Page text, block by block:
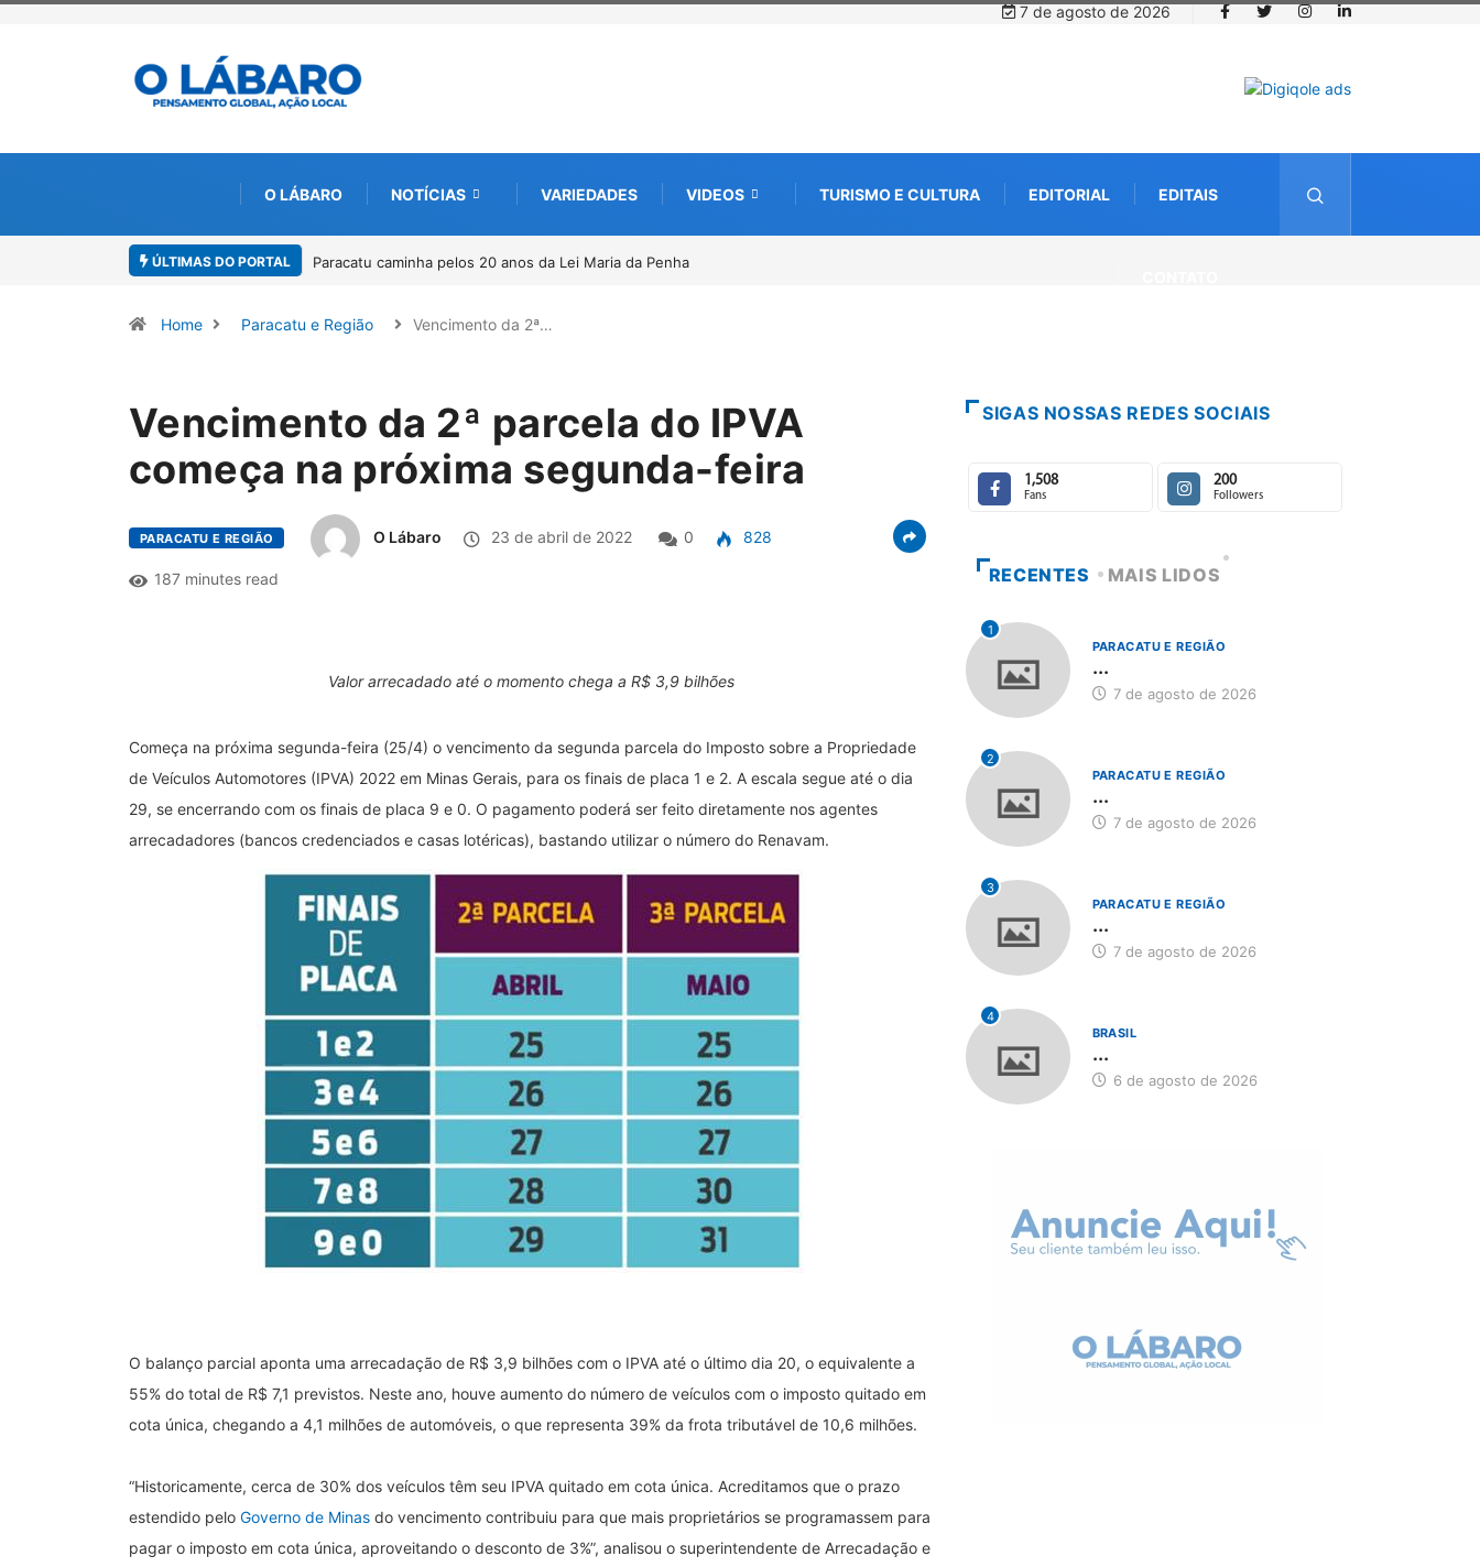
7 de agosto de 2026
O LÁBARO NOTÍCIAS VARIEDADES VIDEOS TURISMO E CULTURA EDITORIAL EDITAIS
ÚLTIMAS DO PORTAL
caminha pelos 20 anos da Lei Maria da PenhaProjeto CUTUCAR abre nova edição e semeia o futuro
Home Paracatu e Região Vencimento da 2ª…
Vencimento da 2ª parcela do IPVA
começa na próxima segunda-feira
PARACATU E REGIÃO O Lábaro 23 de abril de 2022 0 828
187 minutes read
Valor arrecadado até o momento chega a R$ 3,9 bilhões
Começa na próxima segunda-feira (25/4) o vencimento da segunda parcela do Imposto sobre a Propriedade
de Veículos Automotores (IPVA) 2022 em Minas Gerais, para os finais de placa 1 e 2. A escala segue até o dia
29, se encerrando com os finais de placa 9 e 0. O pagamento poderá ser feito diretamente nos agentes
arrecadadores (bancos credenciados e casas lotéricas), bastando utilizar o número do Renavam.
O balanço parcial aponta uma arrecadação de R$ 3,9 bilhões com o IPVA até o último dia 20, o equivalente a
55% do total de R$ 7,1 previstos. Neste ano, houve aumento do número de veículos com o imposto quitado em
cota única, chegando a 4,1 milhões de automóveis, o que representa 39% da frota tributável de 10,6 milhões.
“Historicamente, cerca de 30% dos veículos têm seu IPVA quitado em cota única. Acreditamos que o prazo
estendido pelo Governo de Minas do vencimento contribuiu para que mais proprietários se programassem para
pagar o imposto em cota única, aproveitando o desconto de 3%”, analisou o superintendente de Arrecadação e
SIGAS NOSSAS REDES SOCIAIS
1,508
Fans
200
Followers
RECENTES MAIS LIDOS
1
PARACATU E REGIÃO
...
7 de agosto de 2026
2
PARACATU E REGIÃO
...
7 de agosto de 2026
3
PARACATU E REGIÃO
...
7 de agosto de 2026
4
BRASIL
...
6 de agosto de 2026